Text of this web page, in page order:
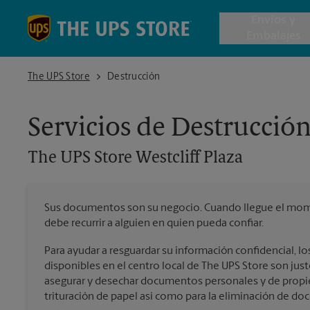
Cajas de
Envío
Todos
The UPS Store
The UPS Store Westcliff Plaza
Destrucción
Servicios de Destrucción
The UPS Store Westcliff Plaza
Sus documentos son su negocio. Cuando llegue el
debe recurrir a alguien en quien pueda confiar.
Para ayudar a resguardar su información confidencial,
disponibles en el centro local de The UPS Store son
asegurar y desechar documentos personales y de
trituración de papel así como para la eliminación de